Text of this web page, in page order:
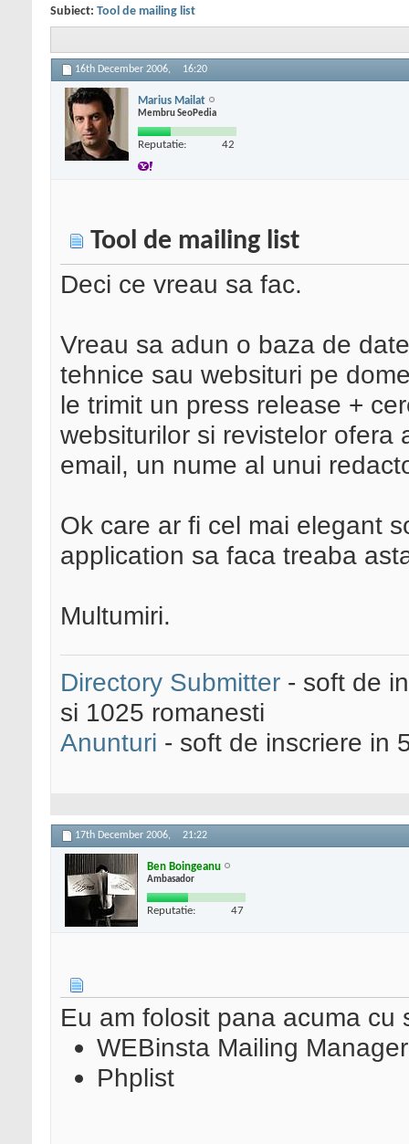
Subiect: Tool de mailing list
16th December 2006, 16:20
Marius Mailat
Membru SeoPedia
Reputatie: 42
Tool de mailing list
Deci ce vreau sa fac.
Vreau sa adun o baza de
tehnice sau websituri pe
le trimit un press release +
websiturilor si revistelor ofera
email, un nume al unui
Ok care ar fi cel mai elegant
application sa faca treaba
Multumiri.
Directory Submitter - soft de
si 1025 romanesti
Anunturi - soft de inscriere in
17th December 2006, 21:22
Ben Boingeanu
Ambasador
Reputatie: 47
Eu am folosit pana acuma cu
WEBinsta Mailing
Phplist